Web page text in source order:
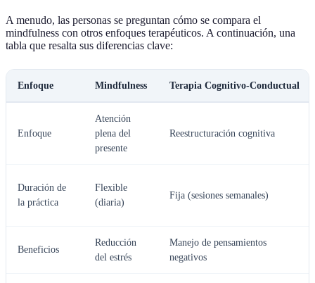
A menudo, las personas se preguntan cómo se compara el
mindfulness con otros enfoques terapéuticos. A continuación, una
tabla que resalta sus diferencias clave:
Enfoque Mindfulness Terapia Cognitivo-Conductual
Enfoque
Atención
plena del
presente
Reestructuración cognitiva
Duración de
la práctica
Flexible
(diaria)
Fija (sesiones semanales)
Beneficios
Reducción
del estrés
Manejo de pensamientos
negativos